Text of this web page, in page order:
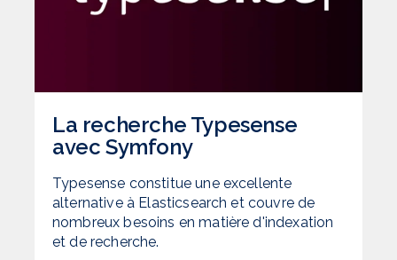
La recherche Typesense
avec Symfony
Typesense constitue une excellente
alternative à Elasticsearch et couvre de
nombreux besoins en matière d'indexation
et de recherche.